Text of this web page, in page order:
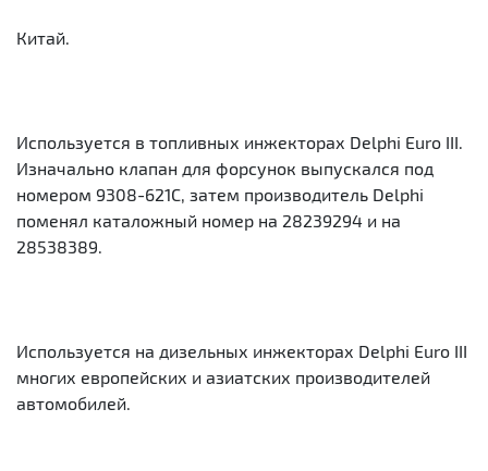
Китай.
Используется в топливных инжекторах Delphi Euro III.
Изначально клапан для форсунок выпускался под
номером 9308-621C, затем производитель Delphi
поменял каталожный номер на 28239294 и на
28538389.
Используется на дизельных инжекторах Delphi Euro III
многих европейских и азиатских производителей
автомобилей.